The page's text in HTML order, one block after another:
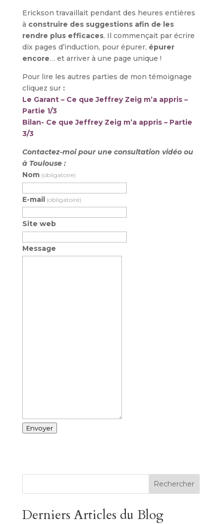
Erickson travaillait pendant des heures entières
à construire des suggestions afin de les
rendre plus efficaces. Il commençait par écrire
dix pages d’induction, pour épurer, épurer
encore… et arriver à une page unique !
Pour lire les autres parties de mon témoignage
cliquez sur:
Le Garant – Ce que Jeffrey Zeig m’a appris –
Partie 1/3
Bilan- Ce que Jeffrey Zeig m’a appris – Partie
3/3
Contactez-moi pour une consultation vidéo ou
à Toulouse :
Nom (obligatoire)
E-mail (obligatoire)
Site web
Message
Envoyer
Rechercher
Derniers Articles du Blog